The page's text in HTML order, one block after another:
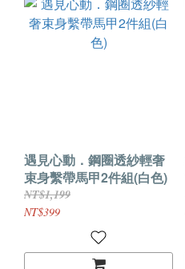
遇見心動．鋼圈透紗輕奢
束身繫帶馬甲2件組(白色)
NT$1,199
NT$399